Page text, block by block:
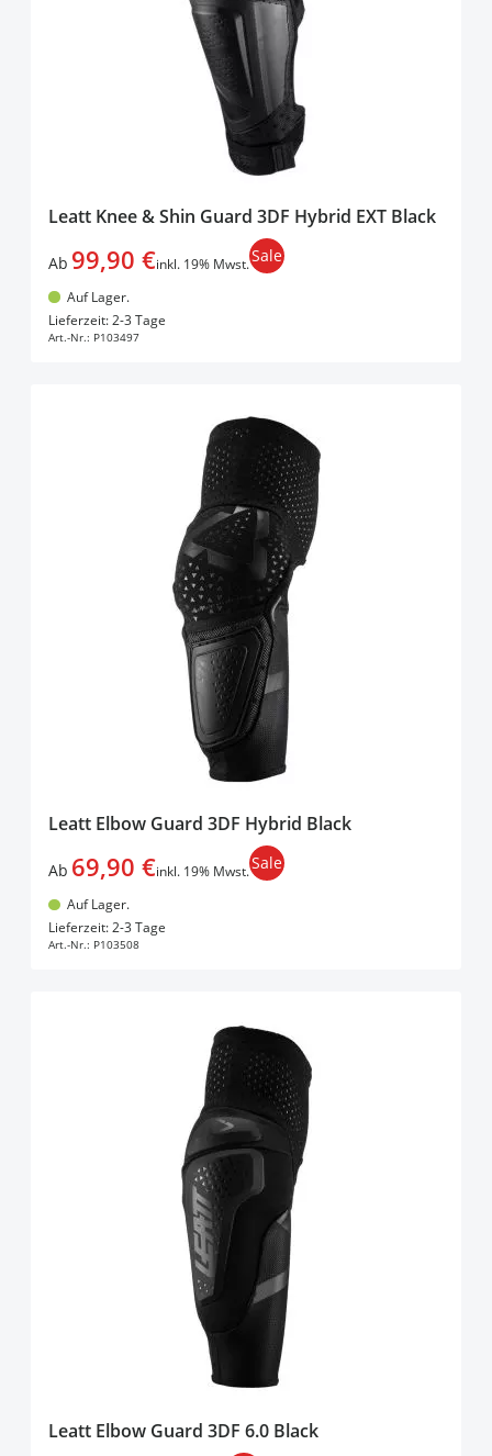
Leatt Knee & Shin Guard 3DF Hybrid EXT Black
Ab 99,90 €inkl. 19% Mwst.Sale
Auf Lager.
Lieferzeit: 2-3 Tage
Art.-Nr.: P103497
Leatt Elbow Guard 3DF Hybrid Black
Ab 69,90 €inkl. 19% Mwst.Sale
Auf Lager.
Lieferzeit: 2-3 Tage
Art.-Nr.: P103508
Leatt Elbow Guard 3DF 6.0 Black